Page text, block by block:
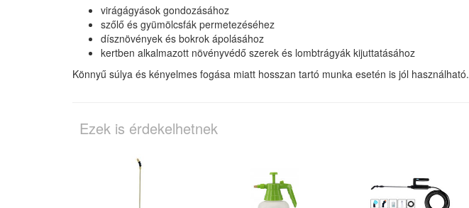
virágágyások gondozásához
szőlő és gyümölcsfák permetezéséhez
dísznövények és bokrok ápolásához
kertben alkalmazott növényvédő szerek és lombtrágyák kijuttatásához
Könnyű súlya és kényelmes fogása miatt hosszan tartó munka esetén is jól használható.
Ezek is érdekelhetnek